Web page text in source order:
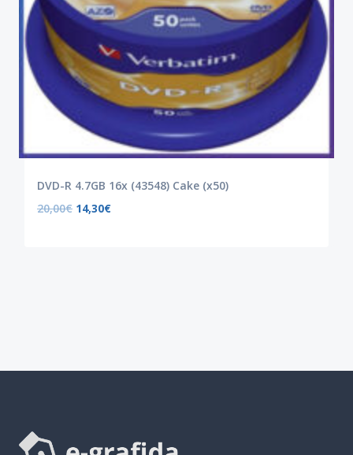
DVD-R 4.7GB 16x (43548) Cake (x50)
20,00€ 14,30€